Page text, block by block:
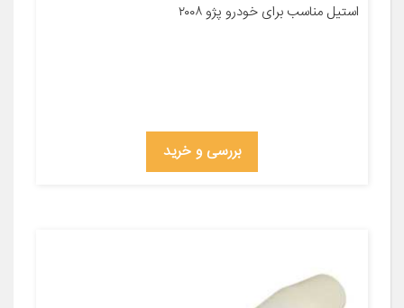
استیل مناسب برای خودرو پژو ۲۰۰۸
بررسی و خرید